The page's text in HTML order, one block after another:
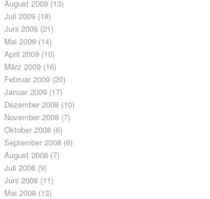
August 2009 (13)
Juli 2009 (18)
Juni 2009 (21)
Mai 2009 (14)
April 2009 (10)
März 2009 (16)
Februar 2009 (20)
Januar 2009 (17)
Dezember 2008 (10)
November 2008 (7)
Oktober 2008 (6)
September 2008 (6)
August 2008 (7)
Juli 2008 (9)
Juni 2008 (11)
Mai 2008 (13)